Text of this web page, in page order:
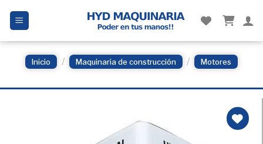
Inicio / Maquinaria de construcción / Motores